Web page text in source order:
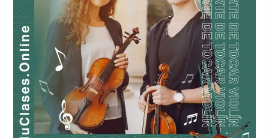
TOCAR
VIOLÍN